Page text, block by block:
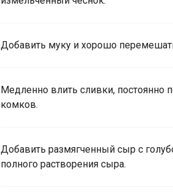
Добавить муку и хорошо
Медленно влить сливки, постоянно
комков.
Добавить размягченный сыр с
полного растворения сыра.